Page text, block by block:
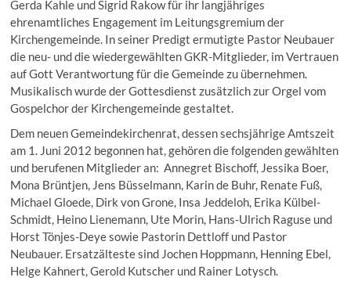
Gerda Kahle und Sigrid Rakow für ihr langjähriges
ehrenamtliches Engagement im Leitungsgremium der
Kirchengemeinde. In seiner Predigt ermutigte Pastor Neubauer
die neu- und die wiedergewählten GKR-Mitglieder, im Vertrauen
auf Gott Verantwortung für die Gemeinde zu übernehmen.
Musikalisch wurde der Gottesdienst zusätzlich zur Orgel vom
Gospelchor der Kirchengemeinde gestaltet.
Dem neuen Gemeindekirchenrat, dessen sechsjährige Amtszeit
am 1. Juni 2012 begonnen hat, gehören die folgenden gewählten
und berufenen Mitglieder an: Annegret Bischoff, Jessika Boer,
Mona Brüntjen, Jens Büsselmann, Karin de Buhr, Renate Fuß,
Michael Gloede, Dirk von Grone, Insa Jeddeloh, Erika Külbel-
Schmidt, Heino Lienemann, Ute Morin, Hans-Ulrich Raguse und
Horst Tönjes-Deye sowie Pastorin Dettloff und Pastor
Neubauer. Ersatzälteste sind Jochen Hoppmann, Henning Ebel,
Helge Kahnert, Gerold Kutscher und Rainer Lotysch.